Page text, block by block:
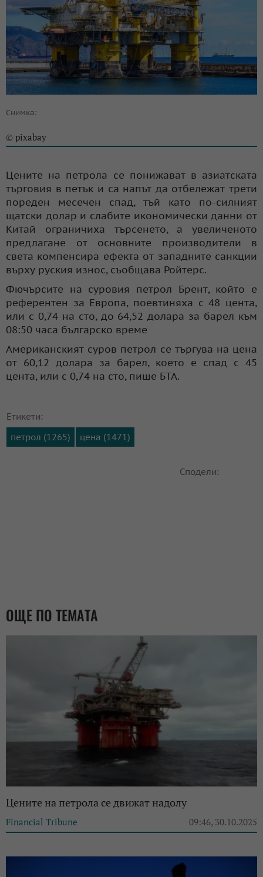
Снимка:
© pixabay
Цените на петрола се понижават в азиатската
търговия в петък и са напът да отбележат трети
пореден месечен спад, тъй като по-силният
щатски долар и слабите икономически данни от
Китай ограничиха търсенето, а увеличеното
предлагане от основните производители в
света компенсира ефекта от западните санкции
върху руския износ, съобщава Ройтерс.
Фючърсите на суровия петрол Брент, който е
референтен за Европа, поевтиняха с 48 цента,
или с 0,74 на сто, до 64,52 долара за барел към
08:50 часа българско време
Американският суров петрол се търгува на цена
от 60,12 долара за барел, което е спад с 45
цента, или с 0,74 на сто, пише БТА.
Етикети:
петрол (1265)
цена (1471)
Сподели:
ОЩЕ ПО ТЕМАТА
Цените на петрола се движат надолу
Financial Tribune 09:46, 30.10.2025